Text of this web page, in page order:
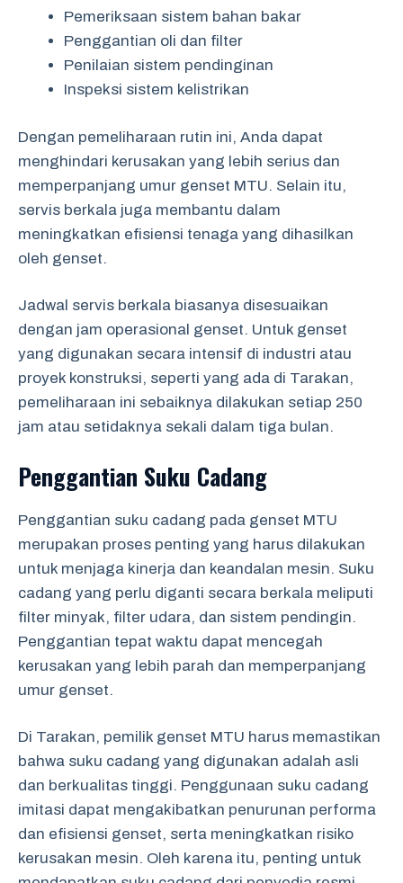
Pemeriksaan sistem bahan bakar
Penggantian oli dan filter
Penilaian sistem pendinginan
Inspeksi sistem kelistrikan
Dengan pemeliharaan rutin ini, Anda dapat
menghindari kerusakan yang lebih serius dan
memperpanjang umur genset MTU. Selain itu,
servis berkala juga membantu dalam
meningkatkan efisiensi tenaga yang dihasilkan
oleh genset.
Jadwal servis berkala biasanya disesuaikan
dengan jam operasional genset. Untuk genset
yang digunakan secara intensif di industri atau
proyek konstruksi, seperti yang ada di Tarakan,
pemeliharaan ini sebaiknya dilakukan setiap 250
jam atau setidaknya sekali dalam tiga bulan.
Penggantian Suku Cadang
Penggantian suku cadang pada genset MTU
merupakan proses penting yang harus dilakukan
untuk menjaga kinerja dan keandalan mesin. Suku
cadang yang perlu diganti secara berkala meliputi
filter minyak, filter udara, dan sistem pendingin.
Penggantian tepat waktu dapat mencegah
kerusakan yang lebih parah dan memperpanjang
umur genset.
Di Tarakan, pemilik genset MTU harus memastikan
bahwa suku cadang yang digunakan adalah asli
dan berkualitas tinggi. Penggunaan suku cadang
imitasi dapat mengakibatkan penurunan performa
dan efisiensi genset, serta meningkatkan risiko
kerusakan mesin. Oleh karena itu, penting untuk